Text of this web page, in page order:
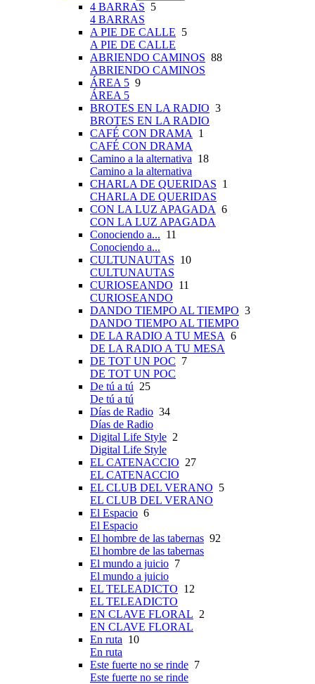
4 BARRAS 5
4 BARRAS
A PIE DE CALLE 5
A PIE DE CALLE
ABRIENDO CAMINOS 88
ABRIENDO CAMINOS
ÁREA 5 9
ÁREA 5
BROTES EN LA RADIO 3
BROTES EN LA RADIO
CAFÉ CON DRAMA 1
CAFÉ CON DRAMA
Camino a la alternativa 18
Camino a la alternativa
CHARLA DE QUERIDAS 1
CHARLA DE QUERIDAS
CON LA LUZ APAGADA 6
CON LA LUZ APAGADA
Conociendo a... 11
Conociendo a...
CULTUNAUTAS 10
CULTUNAUTAS
CURIOSEANDO 11
CURIOSEANDO
DANDO TIEMPO AL TIEMPO 3
DANDO TIEMPO AL TIEMPO
DE LA RADIO A TU MESA 6
DE LA RADIO A TU MESA
DE TOT UN POC 7
DE TOT UN POC
De tú a tú 25
De tú a tú
Días de Radio 34
Días de Radio
Digital Life Style 2
Digital Life Style
EL CATENACCIO 27
EL CATENACCIO
EL CLUB DEL VERANO 5
EL CLUB DEL VERANO
El Espacio 6
El Espacio
El hombre de las tabernas 92
El hombre de las tabernas
El mundo a juicio 7
El mundo a juicio
EL TELEADICTO 12
EL TELEADICTO
EN CLAVE FLORAL 2
EN CLAVE FLORAL
En ruta 10
En ruta
Este fuerte no se rinde 7
Este fuerte no se rinde